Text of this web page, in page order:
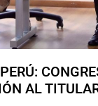
AL